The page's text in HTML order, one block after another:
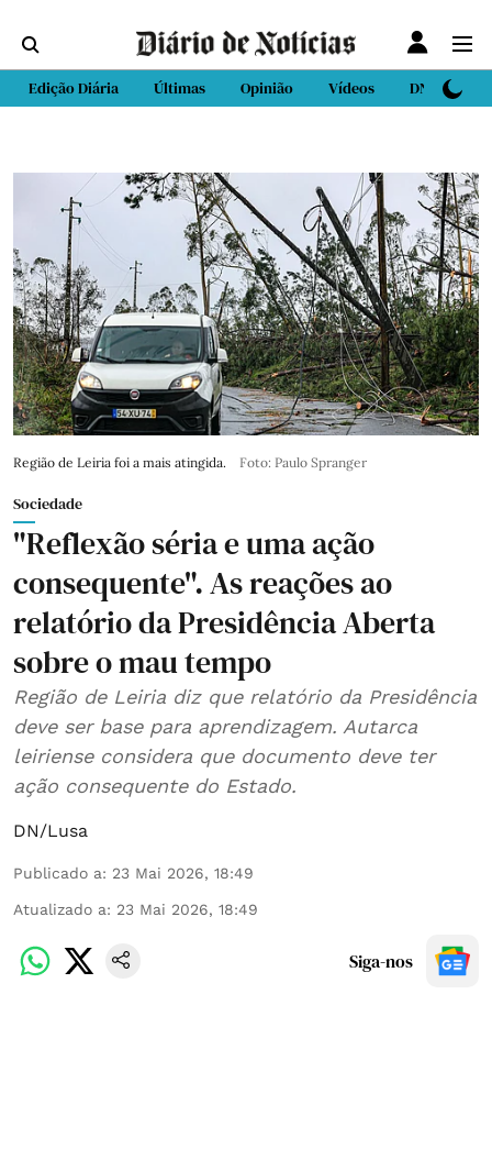
Edição Diária Últimas Opinião Vídeos DN Sport
Região de Leiria foi a mais atingida. Foto: Paulo Spranger
Sociedade
"Reflexão séria e uma ação
consequente". As reações ao
relatório da Presidência Aberta
sobre o mau tempo
Região de Leiria diz que relatório da Presidência
deve ser base para aprendizagem. Autarca
leiriense considera que documento deve ter
ação consequente do Estado.
DN/Lusa
Publicado a: 23 Mai 2026, 18:49
Atualizado a: 23 Mai 2026, 18:49
Siga-nos